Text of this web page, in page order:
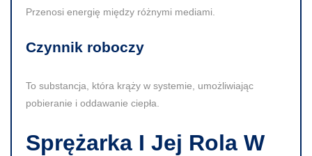
Przenosi energię między różnymi mediami.
Czynnik roboczy
To substancja, która krąży w systemie, umożliwiając
pobieranie i oddawanie ciepła.
Sprężarka I Jej Rola W